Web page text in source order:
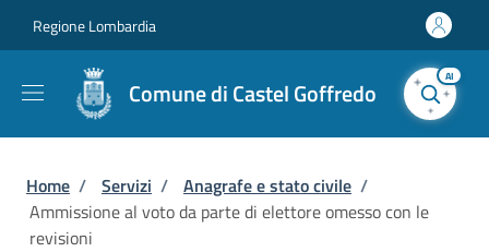
Regione Lombardia
Comune di Castel Goffredo
AI
Briciole di pane
Home / Servizi / Anagrafe e stato civile /
Ammissione al voto da parte di elettore omesso con le
revisioni